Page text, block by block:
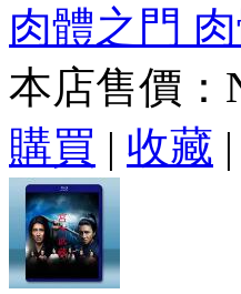
肉體之門
本店售價：
購買 | 收藏 |